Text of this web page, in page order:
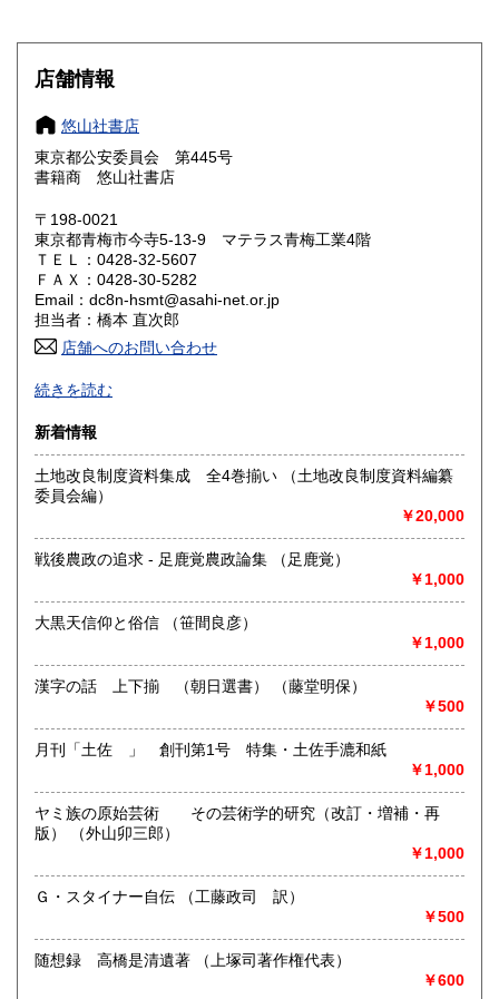
大阪府
奈良県
鳥取県 1,600円
岡山県
山口県 1,600円
香川県 1,600円 愛媛県
高知県 1,600円
佐賀県
熊本県 1,600円 大分県 1,600円
宮崎県
沖縄県 1,600円
店舗情報
悠山社書店
東京都公安委員会 第445号
書籍商 悠山社書店
〒198-0021
東京都青梅市今寺5-13-9 マテラス青梅工業4階
ＴＥＬ：0428-32-5607
ＦＡＸ：0428-30-5282
Email：dc8n-hsmt@asahi-net.or.jp
担当者：橋本 直次郎
店舗へのお問い合わせ
誠実・迅速
沿線名：青梅線
最寄駅：小作駅
営業時間：am.9〜pm.5
定休日：特になし
専門書、雑誌、資料買い入れしております。
取り扱い分野
店主の目にとまったものこれからとまるもの
続きを読む
新着情報
土地改良制度資料集成 全4巻揃い （土地改良制度資料編纂
委員会編）
￥20,000
戦後農政の追求 - 足鹿覚農政論集 （足鹿覚）
￥1,000
大黒天信仰と俗信 （笹間良彦）
￥1,000
漢字の話 上下揃 （朝日選書） （藤堂明保）
￥500
月刊「土佐 」 創刊第1号 特集・土佐手漉和紙
￥1,000
ヤミ族の原始芸術 その芸術学的研究（改訂・増補・再
版） （外山卯三郎）
￥1,000
Ｇ・スタイナー自伝 （工藤政司 訳）
￥500
随想録 高橋是清遺著 （上塚司著作権代表）
￥600